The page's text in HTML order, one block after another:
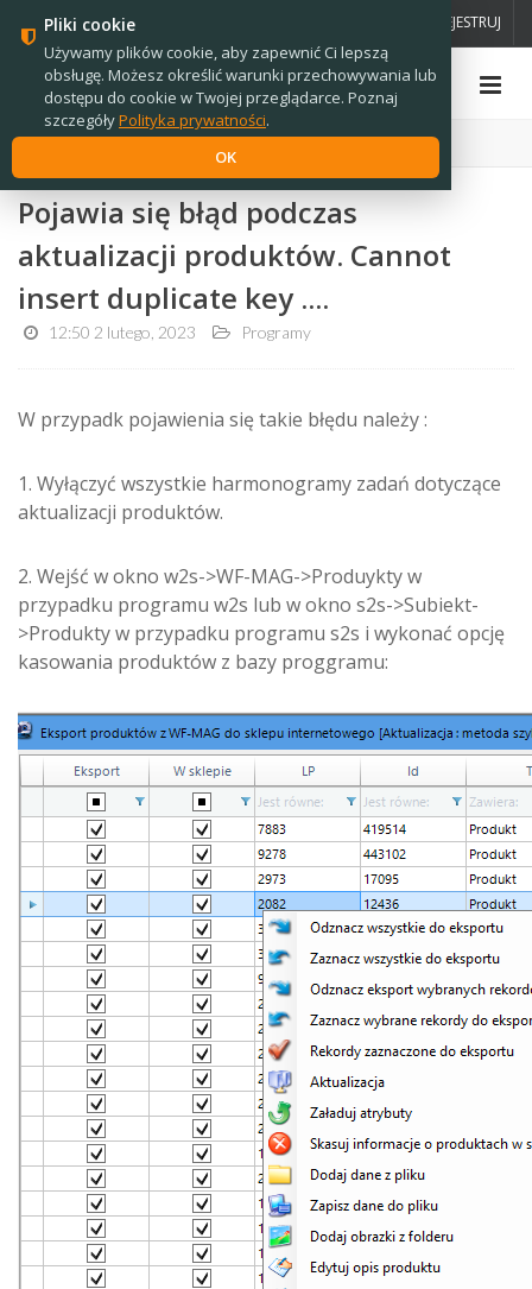
ZAREJESTRUJ
Strona główna › Wiadomości
Pojawia się błąd podczas
aktualizacji produktów. Cannot
insert duplicate key ....
12:50 2 lutego, 2023 Programy
W przypadk pojawienia się takie błędu należy :
1. Wyłączyć wszystkie harmonogramy zadań dotyczące
aktualizacji produktów.
2. Wejść w okno w2s->WF-MAG->Produykty w
przypadku programu w2s lub w okno s2s->Subiekt-
>Produkty w przypadku programu s2s i wykonać opcję
kasowania produktów z bazy proggramu:
Pliki cookie
Używamy plików cookie, aby zapewnić Ci lepszą
obsługę. Możesz określić warunki przechowywania lub
dostępu do cookie w Twojej przeglądarce. Poznaj
szczegółyPolityka prywatności.
OK